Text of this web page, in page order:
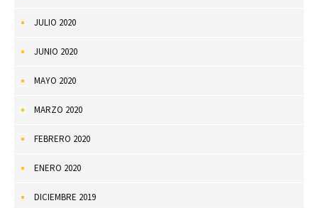
JULIO 2020
JUNIO 2020
MAYO 2020
MARZO 2020
FEBRERO 2020
ENERO 2020
DICIEMBRE 2019